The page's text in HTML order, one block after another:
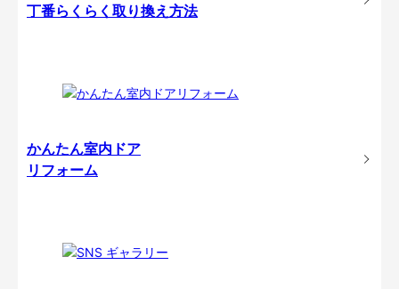
丁番らくらく取り換え方法
かんたん室内ドア
リフォーム